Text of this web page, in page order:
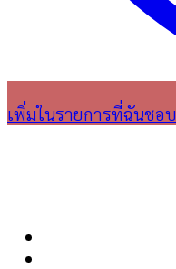
เพิ่มในรายการที่ฉันชอบ